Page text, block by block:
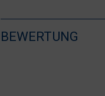
BEWERTUNG